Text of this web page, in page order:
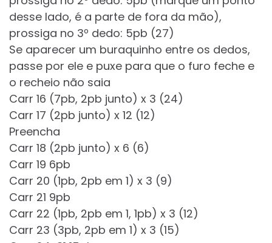
desse lado, é a parte de fora da mão),
prossiga no 3º dedo: 5pb (27)
Se aparecer um buraquinho entre os dedos,
passe por ele e puxe para que o furo feche e
o recheio não saia
Carr 16 (7pb, 2pb junto) x 3 (24)
Carr 17 (2pb junto) x 12 (12)
Preencha
Carr 18 (2pb junto) x 6 (6)
Carr 19 6pb
Carr 20 (1pb, 2pb em 1) x 3 (9)
Carr 21 9pb
Carr 22 (1pb, 2pb em 1, 1pb) x 3 (12)
Carr 23 (3pb, 2pb em 1) x 3 (15)